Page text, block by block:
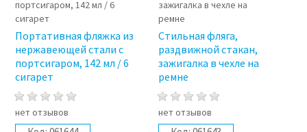
Портативная фляжка из
нержавеющей стали с
портсигаром, 142 мл / 6
сигарет
нет отзывов
Стильная фляга,
раздвижной стакан,
зажигалка в чехле на
ремне
нет отзывов